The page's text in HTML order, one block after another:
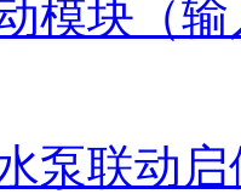
模块（
泵联动